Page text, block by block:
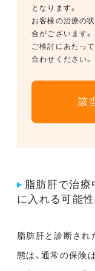
となります。
お客様の治療の
合がございます。
ご検討にあたっ
合わせください。
該
脂肪肝で治療
に入れる可能
脂肪肝と診断され
態は、通常の保険